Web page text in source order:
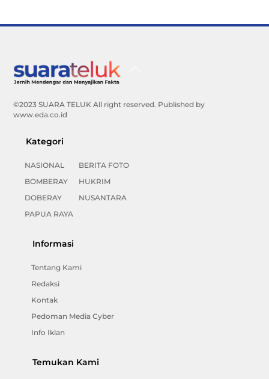
©2023 SUARA TELUK All right reserved. Published by
www.eda.co.id
Kategori
NASIONAL
BOMBERAY
DOBERAY
PAPUA RAYA
BERITA FOTO
HUKRIM
NUSANTARA
Informasi
Tentang Kami
Redaksi
Kontak
Pedoman Media Cyber
Info Iklan
Temukan Kami